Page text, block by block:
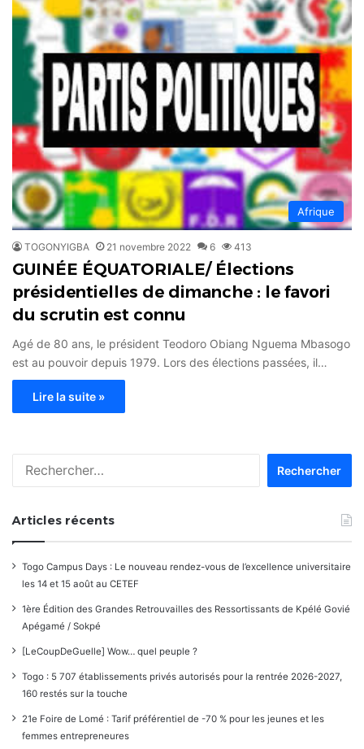
Afrique
TOGONYIGBA 21 novembre 2022 6 413
GUINÉE ÉQUATORIALE/ Élections
présidentielles de dimanche : le favori
du scrutin est connu
Agé de 80 ans, le président Teodoro Obiang Nguema Mbasogo
est au pouvoir depuis 1979. Lors des élections passées, il…
Lire la suite »
Articles récents
Togo Campus Days : Le nouveau rendez-vous de l’excellence universitaire
les 14 et 15 août au CETEF
1ère Édition des Grandes Retrouvailles des Ressortissants de Kpélé Govié
Apégamé / Sokpé
[LeCoupDeGuelle] Wow… quel peuple ?
Togo : 5 707 établissements privés autorisés pour la rentrée 2026-2027,
160 restés sur la touche
21e Foire de Lomé : Tarif préférentiel de -70 % pour les jeunes et les
femmes entrepreneures